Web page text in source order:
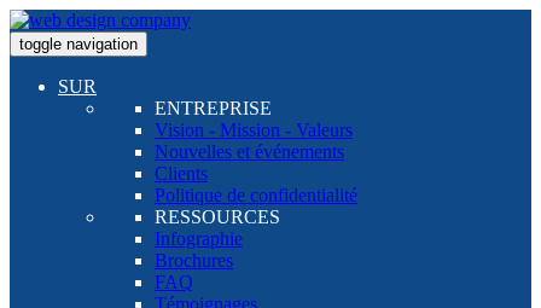
toggle navigation
SUR
ENTREPRISE
Vision - Mission - Valeurs
Nouvelles et événements
Clients
Politique de confidentialité
RESSOURCES
Infographie
Brochures
FAQ
Témoignages